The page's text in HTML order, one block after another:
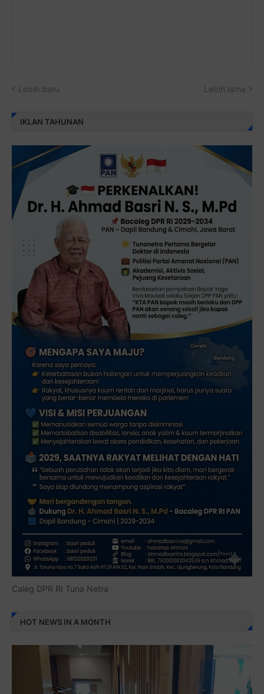
Lebih baru Lebih lama
IKLAN TAHUNAN
Caleg DPR RI Tuna Netra
HOT NEWS IN A MONTH